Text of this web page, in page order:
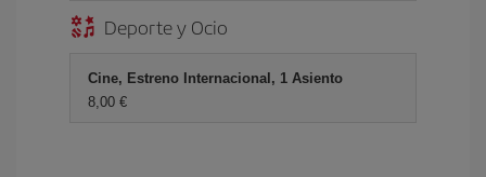
Deporte y Ocio
Cine, Estreno Internacional, 1 Asiento
8,00 €